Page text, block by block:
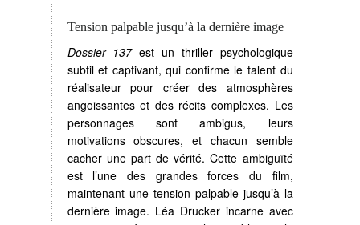
Tension palpable jusqu’à la dernière image
Dossier 137est un thriller psychologique
subtil et captivant, qui confirme le talent du
réalisateur pour créer des atmosphères
angoissantes et des récits complexes. Les
personnages sont ambigus, leurs
motivations obscures, et chacun semble
cacher une part de vérité. Cette ambiguïté
est l’une des grandes forces du film,
maintenant une tension palpable jusqu’à la
dernière image. Léa Drucker incarne avec